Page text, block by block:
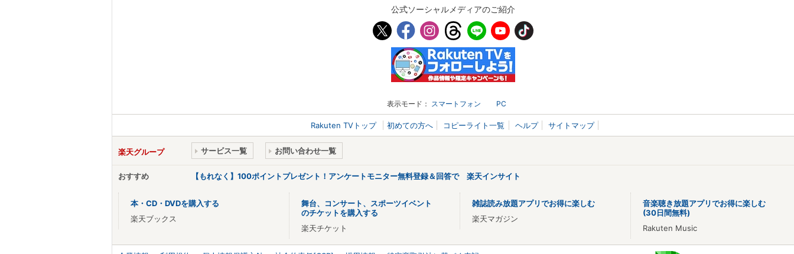
公式ソーシャルメディアのご紹介
表示モード： スマートフォン PC
Rakuten TVトップ 初めての方へ コピーライト一覧 ヘルプ サイトマップ
楽天グループ サービス一覧 お問い合わせ一覧
おすすめ 【もれなく】100ポイントプレゼント！アンケートモニター無料登録＆回答で 楽天インサイト
本・CD・DVDを購入する
楽天ブックス
舞台、コンサート、スポーツイベント
のチケットを購入する
楽天チケット
雑誌読み放題アプリでお得に楽しむ
楽天マガジン
音楽聴き放題アプリでお得に楽しむ
(30日間無料)
Rakuten Music